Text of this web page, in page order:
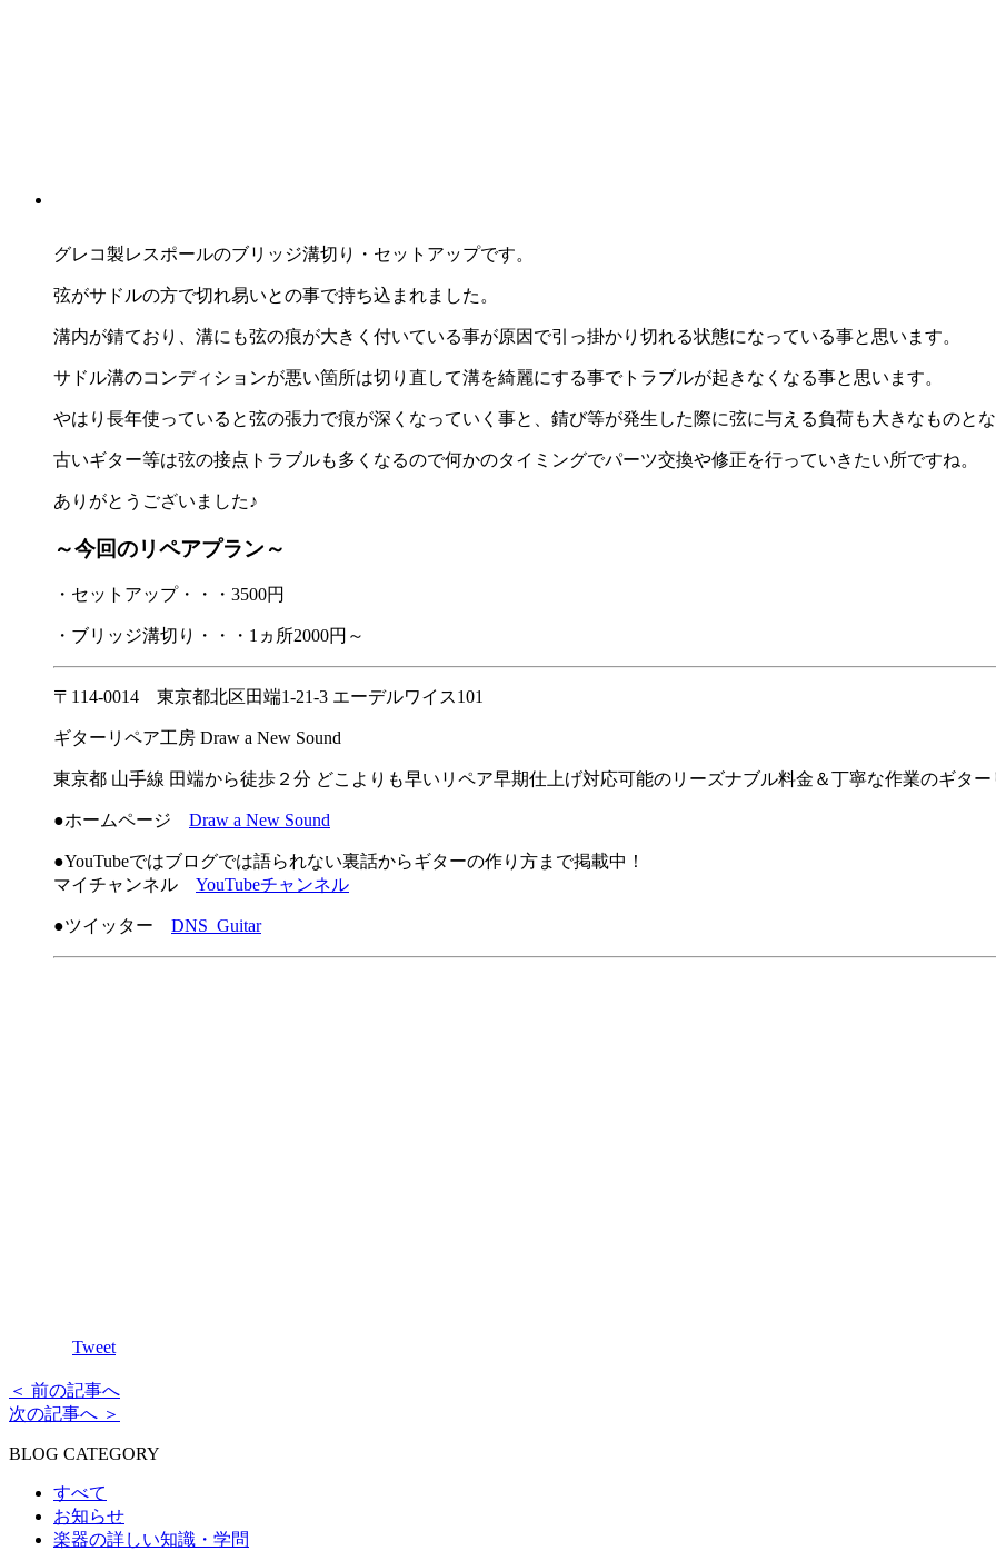
グレコ製レスポールのブリッジ溝切り・セットアップです。
弦がサドルの方で切れ易いとの事で持ち込まれました。
溝内が錆ており、溝にも弦の痕が大きく付いている事が原因で引っ掛かり切れる状態になっている事と思います。
サドル溝のコンディションが悪い箇所は切り直して溝を綺麗にする事でトラブルが起きなくなる事と思います。
やはり長年使っていると弦の張力で痕が深くなっていく事と、錆び等が発生した際に弦に与える負荷も大きなものとな
古いギター等は弦の接点トラブルも多くなるので何かのタイミングでパーツ交換や修正を行っていきたい所ですね。
ありがとうございました♪
～今回のリペアプラン～
・セットアップ・・・3500円
・ブリッジ溝切り・・・1ヵ所2000円～
〒114-0014 東京都北区田端1-21-3 エーデルワイス101
ギターリペア工房 Draw a New Sound
東京都 山手線 田端から徒歩２分 どこよりも早いリペア早期仕上げ対応可能のリーズナブル料金＆丁寧な作業のギタ
●ホームページ Draw a New Sound
●YouTubeではブログでは語られない裏話からギターの作り方まで掲載中！
マイチャンネル YouTubeチャンネル
●ツイッター DNS_Guitar
Tweet
＜ 前の記事へ
次の記事へ ＞
BLOG CATEGORY
すべて
お知らせ
楽器の詳しい知識・学問